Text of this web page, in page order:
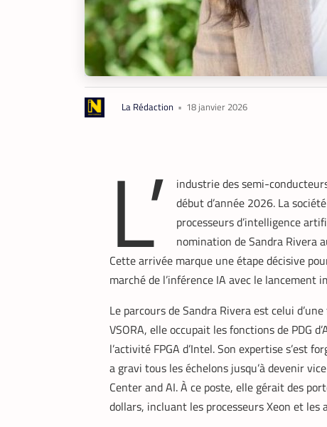
La Rédaction • 18 janvier 2026
L’
industrie des semi-
début d’année 2026. La
processeurs d’intelligence
nomination de Sandra Rivera
Cette arrivée marque une étape décisive
marché de l’inférence IA avec le lancement
Le parcours de Sandra Rivera est celui
VSORA, elle occupait les fonctions de PDG
l’activité FPGA d’Intel. Son expertise s’est
a gravi tous les échelons jusqu’à devenir
Center and AI. À ce poste, elle gérait des
dollars, incluant les processeurs Xeon et